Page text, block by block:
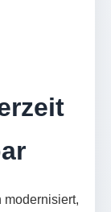
modernisiert,